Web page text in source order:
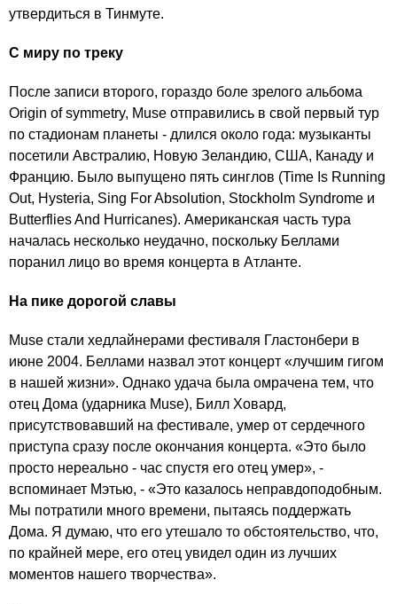
утвердиться в Тинмуте.
С миру по треку
После записи второго, гораздо боле зрелого альбома
Origin of symmetry, Muse отправились в свой первый тур
по стадионам планеты - длился около года: музыканты
посетили Австралию, Новую Зеландию, США, Канаду и
Францию. Было выпущено пять синглов (Time Is Running
Out, Hysteria, Sing For Absolution, Stockholm Syndrome и
Butterflies And Hurricanes). Американская часть тура
началась несколько неудачно, поскольку Беллами
поранил лицо во время концерта в Атланте.
На пике дорогой славы
Muse стали хедлайнерами фестиваля Гластонбери в
июне 2004. Беллами назвал этот концерт «лучшим гигом
в нашей жизни». Однако удача была омрачена тем, что
отец Дома (ударника Muse), Билл Ховард,
присутствовавший на фестивале, умер от сердечного
приступа сразу после окончания концерта. «Это было
просто нереально - час спустя его отец умер», -
вспоминает Мэтью, - «Это казалось неправдоподобным.
Мы потратили много времени, пытаясь поддержать
Дома. Я думаю, что его утешало то обстоятельство, что,
по крайней мере, его отец увидел один из лучших
моментов нашего творчества».